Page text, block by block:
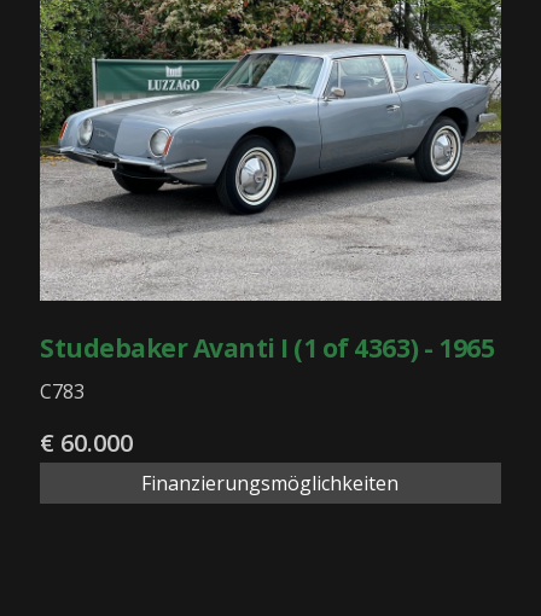
Studebaker Avanti I (1 of 4363) - 1965
C783
€ 60.000
Finanzierungsmöglichkeiten